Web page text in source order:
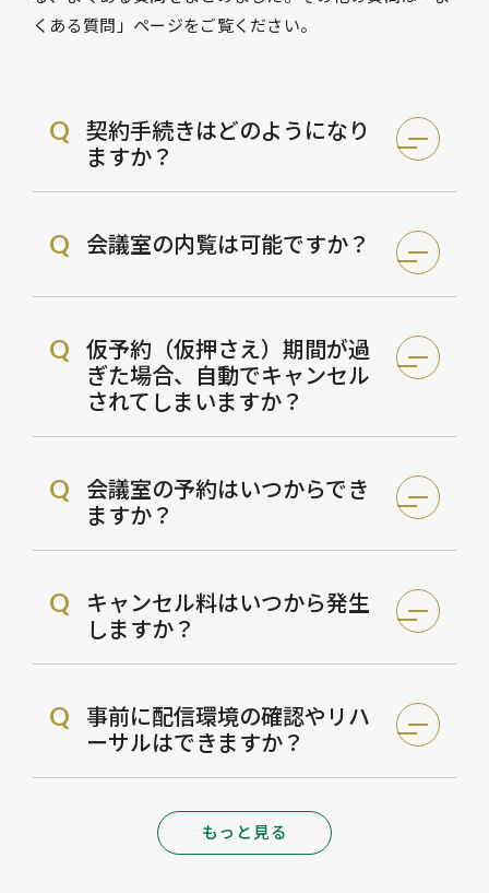
くある質問」ページをご覧ください。
Q 契約手続きはどのようになり
ますか？
Q 会議室の内覧は可能ですか？
Q 仮予約（仮押さえ）期間が過
ぎた場合、自動でキャンセル
されてしまいますか？
Q
会議室の予約はいつからでき
ますか？
Q
キャンセル料はいつから発生
しますか？
Q
事前に配信環境の確認やリハ
ーサルはできますか？
もっと見る